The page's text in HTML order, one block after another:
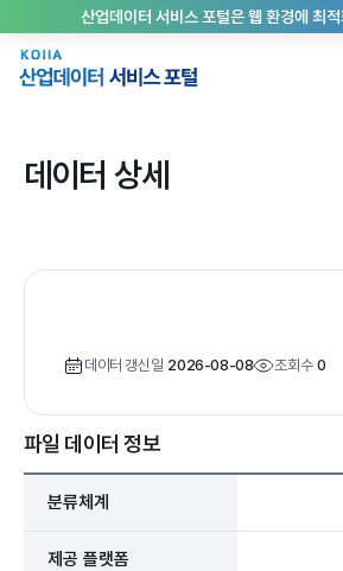
산업데이터 서비스 포털은 웹 환경에 최
데이터 상세
데이터 갱신일 2026-08-08 조회수 0
파일 데이터 정보
분류체계
제공 플랫폼